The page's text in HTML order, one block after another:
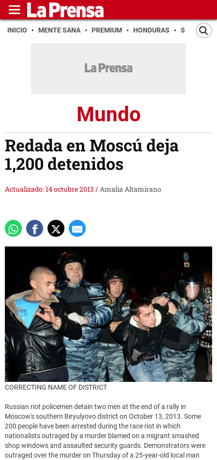
INICIO MENTE SANA PREMIUM HONDURAS SAN PEDRO
Mundo
Redada en Moscú deja
1,200 detenidos
Actualizado: 14 octubre 2013 /Amalia Altamirano
CORRECTING NAME OF DISTRICT
Russian riot policemen detain two men at the end of a rally in
Moscow's southern Biryulyovo district on October 13, 2013. Some
200 people have been arrested during the race riot in which
nationalists outraged by a murder blamed on a migrant smashed
shop windows and assaulted security guards. Demonstrators were
outraged over the murder on Thursday of a 25-year-old local man